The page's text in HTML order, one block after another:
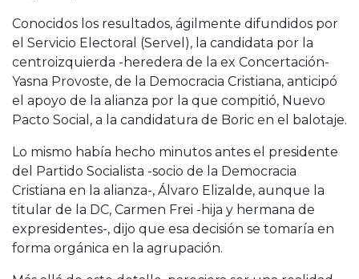
Conocidos los resultados, ágilmente difundidos por
el Servicio Electoral (Servel), la candidata por la
centroizquierda -heredera de la ex Concertación-
Yasna Provoste, de la Democracia Cristiana, anticipó
el apoyo de la alianza por la que compitió, Nuevo
Pacto Social, a la candidatura de Boric en el balotaje.
Lo mismo había hecho minutos antes el presidente
del Partido Socialista -socio de la Democracia
Cristiana en la alianza-, Álvaro Elizalde, aunque la
titular de la DC, Carmen Frei -hija y hermana de
expresidentes-, dijo que esa decisión se tomaría en
forma orgánica en la agrupación.